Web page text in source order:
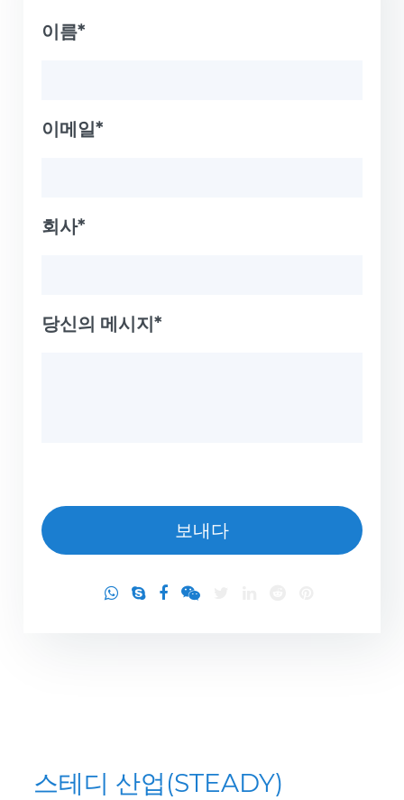
이름*
이메일*
회사*
당신의 메시지*
스테디 산업(STEADY)